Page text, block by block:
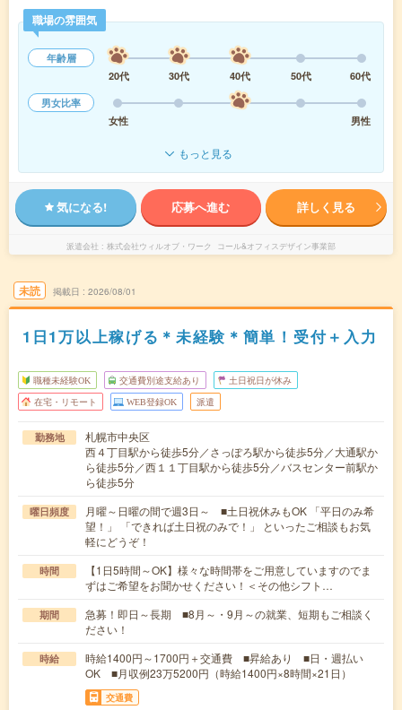
職場の雰囲気
年齢層
20代
30代 40代 50代
60代
男女比率
女性
男性
もっと見る
気になる! 応募へ進む 詳しく見る
派遣会社 株式会社ウィルオブ・ワーク コール&オフィスデザイン事業部
未読 掲載日 2026/08/01
1日1万以上稼げる＊未経験＊簡単！受付＋入力
職種未経験OK 交通費別途支給あり 土日祝日が休み
在宅・リモート WEB登録OK 派遣
勤務地
札幌市中央区
西４丁目駅から徒歩5分／さっぽろ駅から徒歩5分／大通駅か
ら徒歩5分／西１１丁目駅から徒歩5分／バスセンター前駅か
ら徒歩5分
曜日頻度
月曜～日曜の間で週3日～ ■土日祝休みもOK 「平日のみ希
望！」 「できれば土日祝のみで！」 といったご相談もお気
軽にどうぞ！
時間
【1日5時間～OK】様々な時間帯をご用意していますのでま
ずはご希望をお聞かせください！＜その他シフト…
期間
急募！即日～長期 ■8月～・9月～の就業、短期もご相談く
ださい！
時給
時給1400円～1700円＋交通費 ■昇給あり ■日・週払い
OK ■月収例23万5200円（時給1400円×8時間×21日）
交通費